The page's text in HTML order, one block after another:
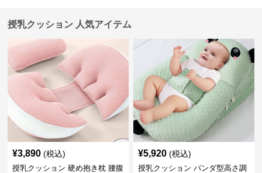
授乳クッション 人気アイテム
¥3,890 (税込)
授乳クッション 硬め抱き枕 腰腹
¥5,920 (税込)
授乳クッション パンダ型高さ調